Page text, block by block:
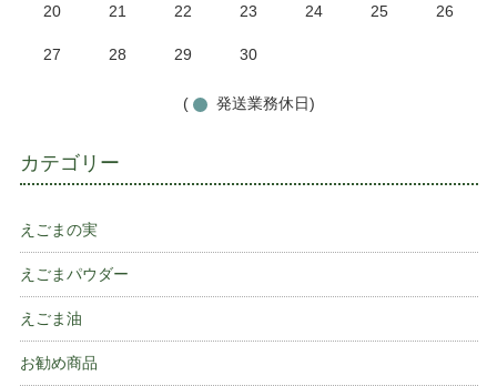
20 21 22 23 24 25 26
27 28 29 30
( 発送業務休日)
カテゴリー
えごまの実
えごまパウダー
えごま油
お勧め商品